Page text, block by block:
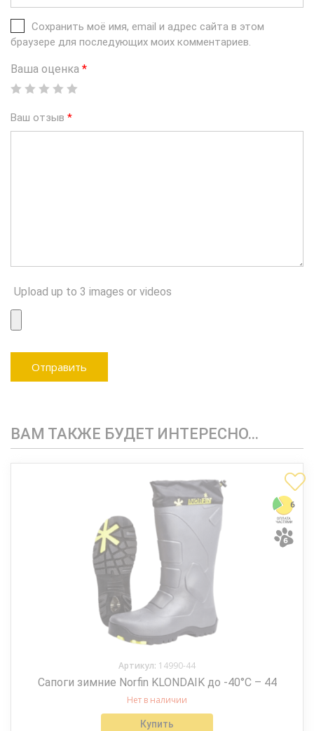
Сохранить моё имя, email и адрес сайта в этом
браузере для последующих моих комментариев.
Ваша оценка *
Ваш отзыв *
Upload up to 3 images or videos
ВАМ ТАКЖЕ БУДЕТ ИНТЕРЕСНО…
Артикул: 14990-44
Сапоги зимние Norfin KLONDAIK до -40°С – 44
Нет в наличии
Купить